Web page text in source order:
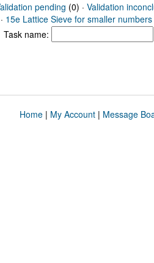
pending (0) · Validation
15e Lattice Sieve for smaller numbers
Task name:
Home| My Account| Message